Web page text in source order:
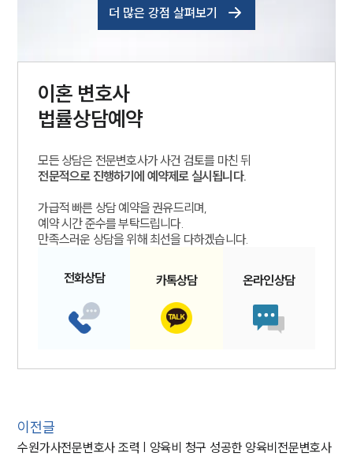
더 많은 강점 살펴보기
이혼 변호사
법률상담예약
모든 상담은 전문변호사가 사건 검토를 마친 뒤
전문적으로 진행하기에 예약제로 실시됩니다.
가급적 빠른 상담 예약을 권유드리며,
예약 시간 준수를 부탁드립니다.
만족스러운 상담을 위해 최선을 다하겠습니다.
전화상담 카톡상담 온라인상담
이전글
수원가사전문변호사 조력 | 양육비 청구 성공한 양육비전문변호사